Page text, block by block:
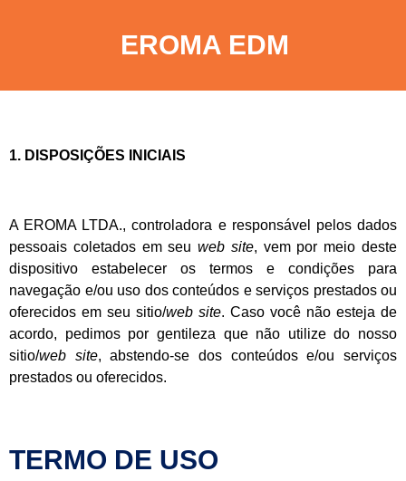
EROMA EDM
1. DISPOSIÇÕES INICIAIS
A EROMA LTDA., controladora e responsável pelos dados
pessoais coletados em seuweb site, vem por meio deste
dispositivo estabelecer os termos e condições para
navegação e/ou uso dos conteúdos e serviços prestados ou
oferecidos em seu sitio/web site. Caso você não esteja de
acordo, pedimos por gentileza que não utilize do nosso
sitio/web site, abstendo-se dos conteúdos e/ou serviços
prestados ou oferecidos.
TERMO DE USO